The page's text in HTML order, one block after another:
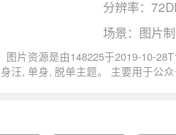
分辨率：
场景：图片